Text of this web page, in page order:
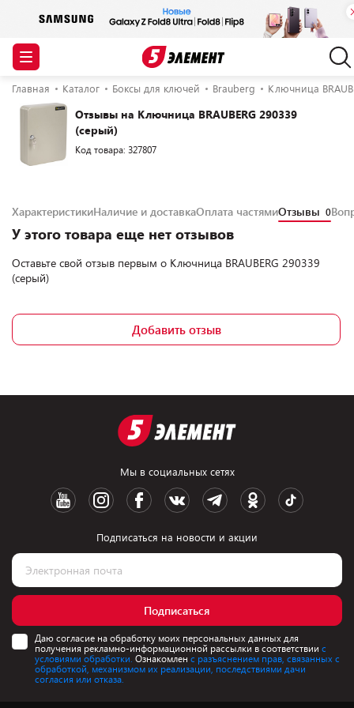
Главная Каталог Боксы для ключей Brauberg Ключница
Отзывы на Ключница BRAUBERG 290339
(серый)
Код товара: 327807
ХарактеристикиНаличие и доставкаОплата частямиОтзывы 0
У этого товара еще нет отзывов
Оставьте свой отзыв первым о Ключница BRAUBERG 290339
(серый)
Добавить отзыв
Мы в социальных сетях
Подписаться на новости и акции
Подписаться
Даю согласие на обработку моих персональных данных для
получения рекламно-информационной рассылки в соответствии с
условиями обработки. Ознакомлен с разъяснением прав, связанных с
обработкой, механизмом их реализации, последствиями дачи
согласия или отказа.